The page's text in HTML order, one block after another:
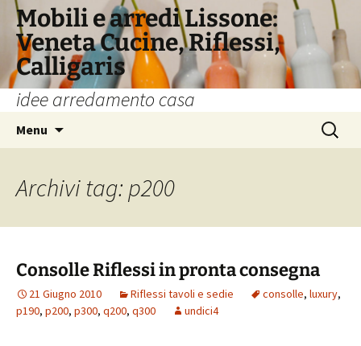
Vai
contenuto
Mobili e arredi Lissone:
Veneta Cucine, Riflessi,
Calligaris
idee arredamento casa
Menu
Ricerca
per:
Archivi tag: p200
Consolle Riflessi in pronta consegna
21 Giugno 2010 Riflessi tavoli e sedie consolle, luxury,
p190, p200, p300, q200, q300 undici4